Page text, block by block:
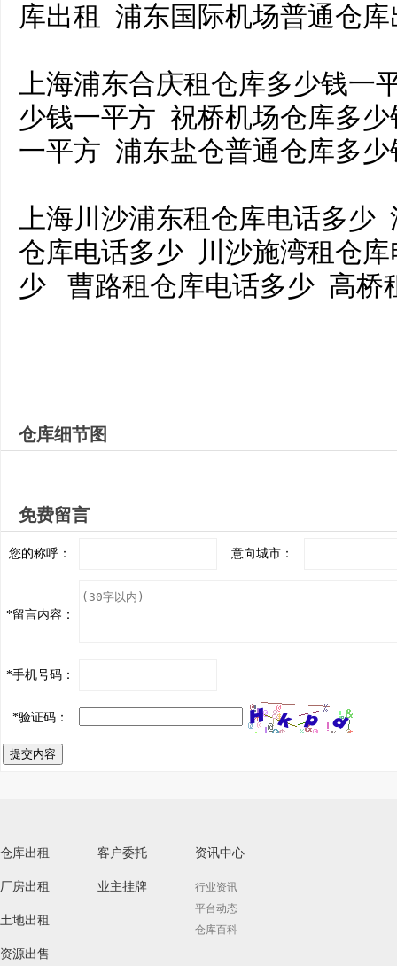
库出租 浦东国际机场普通仓
上海浦东合庆租仓库多少钱一
少钱一平方 祝桥机场仓库多
一平方 浦东盐仓普通仓库多
上海川沙浦东租仓库电话多
仓库电话多少 川沙施湾租仓
少 曹路租仓库电话多少 高桥
仓库细节图
免费留言
您的称呼： 意向城市：
*留言内容：
*手机号码：
*验证码：
提交内容
仓库出租
厂房出租
土地出租
资源出售
客户委托
业主挂牌
资讯中心
行业资讯
平台动态
仓库百科